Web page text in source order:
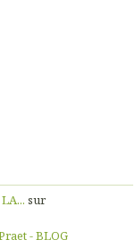
sur
- BLOG